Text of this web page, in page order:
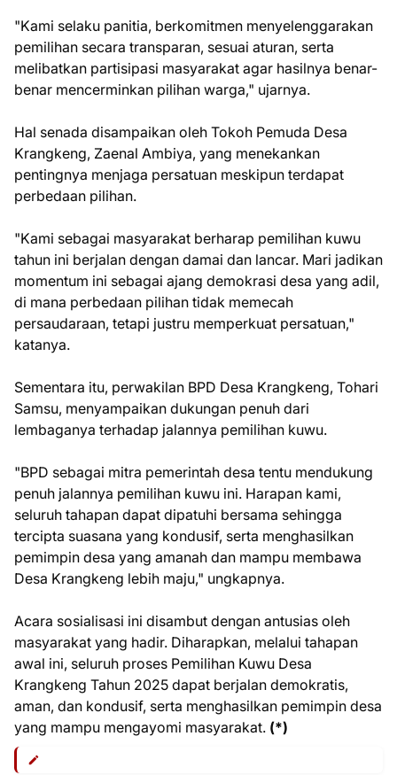
"Kami selaku panitia, berkomitmen menyelenggarakan
pemilihan secara transparan, sesuai aturan, serta
melibatkan partisipasi masyarakat agar hasilnya benar-
benar mencerminkan pilihan warga," ujarnya.
Hal senada disampaikan oleh Tokoh Pemuda Desa
Krangkeng, Zaenal Ambiya, yang menekankan
pentingnya menjaga persatuan meskipun terdapat
perbedaan pilihan.
"Kami sebagai masyarakat berharap pemilihan kuwu
tahun ini berjalan dengan damai dan lancar. Mari jadikan
momentum ini sebagai ajang demokrasi desa yang adil,
di mana perbedaan pilihan tidak memecah
persaudaraan, tetapi justru memperkuat persatuan,"
katanya.
Sementara itu, perwakilan BPD Desa Krangkeng, Tohari
Samsu, menyampaikan dukungan penuh dari
lembaganya terhadap jalannya pemilihan kuwu.
"BPD sebagai mitra pemerintah desa tentu mendukung
penuh jalannya pemilihan kuwu ini. Harapan kami,
seluruh tahapan dapat dipatuhi bersama sehingga
tercipta suasana yang kondusif, serta menghasilkan
pemimpin desa yang amanah dan mampu membawa
Desa Krangkeng lebih maju," ungkapnya.
Acara sosialisasi ini disambut dengan antusias oleh
masyarakat yang hadir. Diharapkan, melalui tahapan
awal ini, seluruh proses Pemilihan Kuwu Desa
Krangkeng Tahun 2025 dapat berjalan demokratis,
aman, dan kondusif, serta menghasilkan pemimpin desa
yang mampu mengayomi masyarakat. (*)